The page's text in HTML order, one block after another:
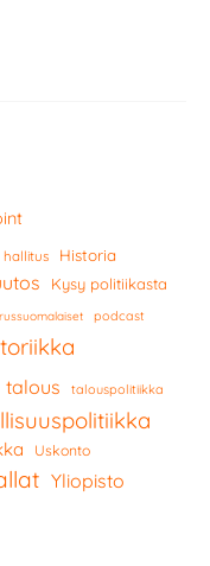
hallitus Historia
Kysy politiikasta
podcast
talous talouspolitiikka
Uskonto
Yliopisto